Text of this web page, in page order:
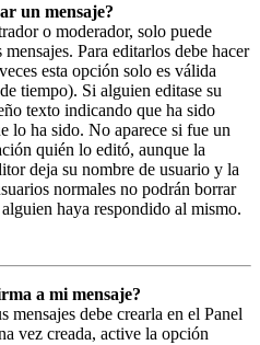
un mensaje?
o moderador, solo puede
Para editarlos debe hacer
esta opción solo es válida
tiempo). Si alguien editase su
texto indicando que ha sido
lo ha sido. No aparece si fue un
quién lo editó, aunque la
deja su nombre de usuario y la
normales no podrán borrar
alguien haya respondido al mismo.
a mi mensaje?
mensajes debe crearla en el Panel
vez creada, active la opción